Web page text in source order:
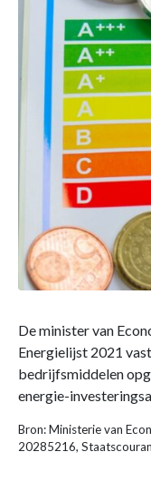
De minister van
Energielijst 2021
bedrijfsmiddelen
energie-
Bron: Ministerie van
20285216,